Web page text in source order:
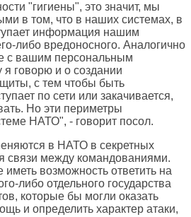
"гигиены", это значит, мы
в том, что в наших системах, в
информация нашим
либо вредоносного. Аналогично
с вашим персональным
говорю и о создании
с тем чтобы быть
по сети или закачивается,
Но эти периметры
НАТО", - говорит посол.
в НАТО в секретных
связи между командованиями.
возможность ответить на
либо отдельного государства
которые бы могли оказать
и определить характер атаки,